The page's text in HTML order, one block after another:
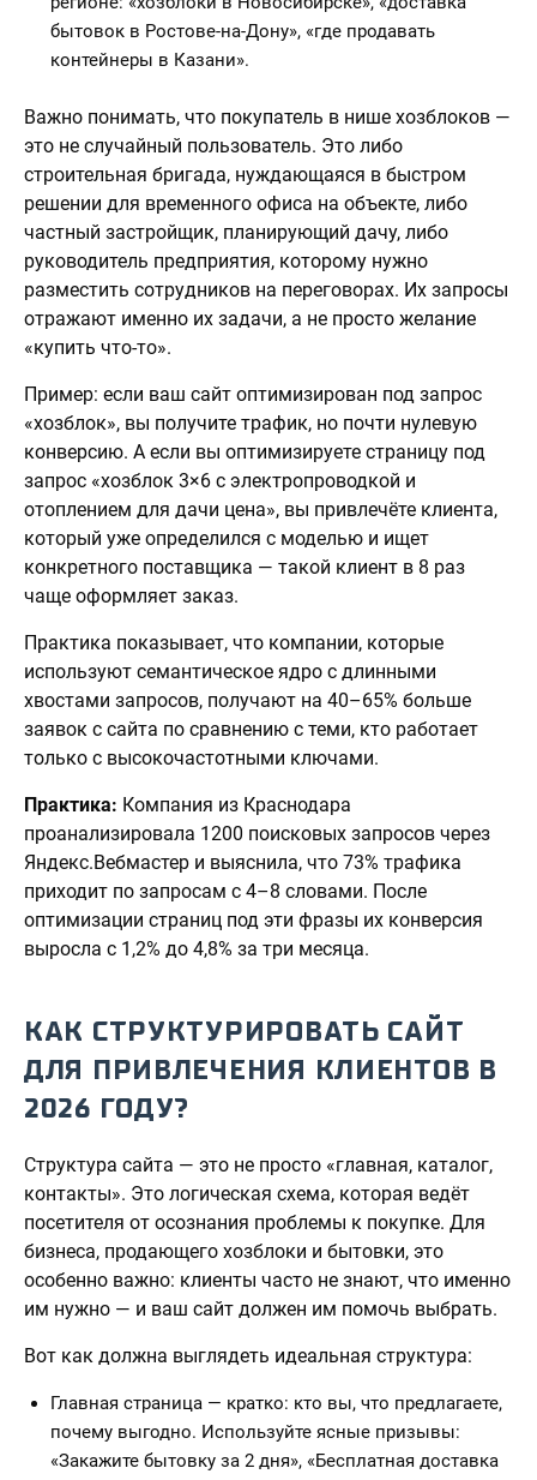
бытовок в Ростове-на-Дону», «где продавать
контейнеры в Казани».
Важно понимать, что покупатель в нише хозблоков —
это не случайный пользователь. Это либо
строительная бригада, нуждающаяся в быстром
решении для временного офиса на объекте, либо
частный застройщик, планирующий дачу, либо
руководитель предприятия, которому нужно
разместить сотрудников на переговорах. Их запросы
отражают именно их задачи, а не просто желание
«купить что-то».
Пример: если ваш сайт оптимизирован под запрос
«хозблок», вы получите трафик, но почти нулевую
конверсию. А если вы оптимизируете страницу под
запрос «хозблок 3×6 с электропроводкой и
отоплением для дачи цена», вы привлечёте клиента,
который уже определился с моделью и ищет
конкретного поставщика — такой клиент в 8 раз
чаще оформляет заказ.
Практика показывает, что компании, которые
используют семантическое ядро с длинными
хвостами запросов, получают на 40–65% больше
заявок с сайта по сравнению с теми, кто работает
только с высокочастотными ключами.
Практика: Компания из Краснодара
проанализировала 1200 поисковых запросов через
Яндекс.Вебмастер и выяснила, что 73% трафика
приходит по запросам с 4–8 словами. После
оптимизации страниц под эти фразы их конверсия
выросла с 1,2% до 4,8% за три месяца.
КАК СТРУКТУРИРОВАТЬ САЙТ
ДЛЯ ПРИВЛЕЧЕНИЯ КЛИЕНТОВ В
2026 ГОДУ?
Структура сайта — это не просто «главная, каталог,
контакты». Это логическая схема, которая ведёт
посетителя от осознания проблемы к покупке. Для
бизнеса, продающего хозблоки и бытовки, это
особенно важно: клиенты часто не знают, что именно
им нужно — и ваш сайт должен им помочь выбрать.
Вот как должна выглядеть идеальная структура:
Главная страница — кратко: кто вы, что предлагаете,
почему выгодно. Используйте ясные призывы:
«Закажите бытовку за 2 дня», «Бесплатная доставка